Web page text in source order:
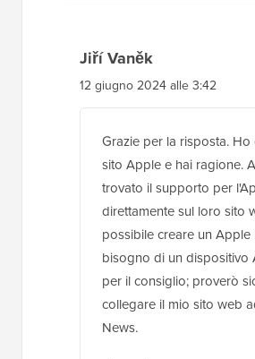
Jiří Vaněk
12 giugno 2024 alle 3:42
Grazie per la risposta. Ho
sito Apple e hai ragione.
trovato il supporto per
direttamente sul loro sito
possibile creare un Apple
bisogno di un dispositivo
per il consiglio; proverò
collegare il mio sito web
News.